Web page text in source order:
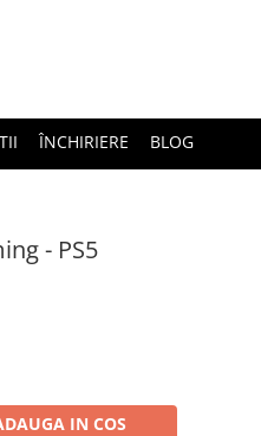
ÎNCHIRIERE BLOG
- PS5
IN COS